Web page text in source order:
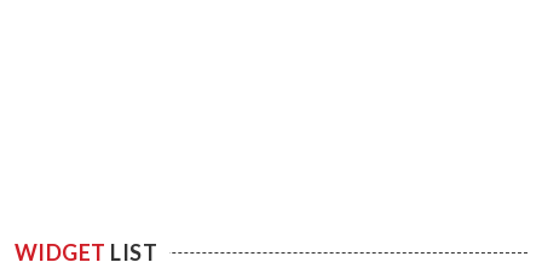
WIDGET LIST